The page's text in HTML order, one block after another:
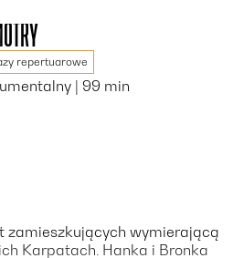
repertuarowe
| 99 min
zamieszkujących wymierającą
Karpatach. Hanka i Bronka